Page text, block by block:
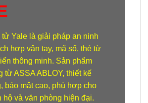
tử Yalelà giải pháp an ninh
hợp vân tay, mã số, thẻ từ
thông minh. Sản phẩm
từ ASSA ABLOY, thiết kế
bảo mật cao, phù hợp cho
hộ và văn phòng hiện đại.